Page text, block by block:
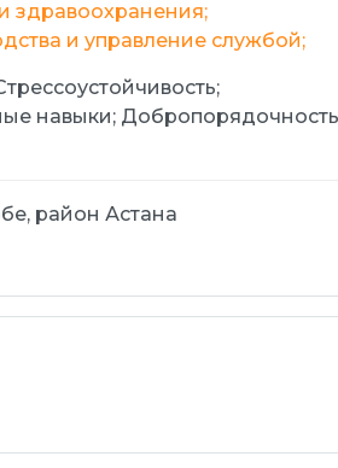
здравоохранения;
и управление службой;
навыки;
район Астана